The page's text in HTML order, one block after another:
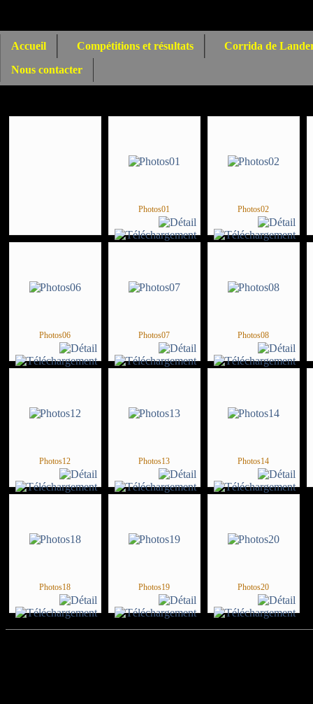
Accueil Compétitions et résultats
Corrida de
Nous contacter
Photos01 Photos02
Photos06 Photos07 Photos08
Photos12 Photos13 Photos14
Photos18 Photos19 Photos20